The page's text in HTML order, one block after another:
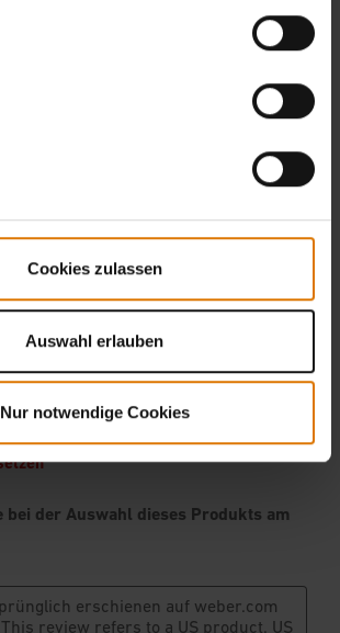
Cookies zulassen
Auswahl erlauben
Nur notwendige Cookies